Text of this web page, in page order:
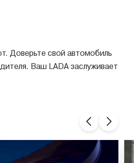
Доверьте свой автомобиль
Ваш LADA заслуживает